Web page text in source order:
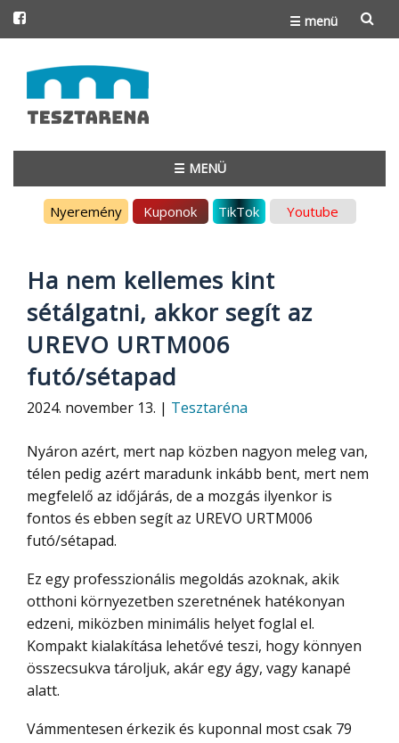
☰ menü
to
content
☰ MENÜ
Nyeremény Kuponok TikTok Youtube
Ha nem kellemes kint
sétálgatni, akkor segít az
UREVO URTM006
futó/sétapad
2024. november 13. | Tesztaréna
Nyáron azért, mert nap közben nagyon meleg van,
télen pedig azért maradunk inkább bent, mert nem
megfelelő az időjárás, de a mozgás ilyenkor is
fontos és ebben segít az UREVO URTM006
futó/sétapad.
Ez egy professzionális megoldás azoknak, akik
otthoni környezetben szeretnének hatékonyan
edzeni, miközben minimális helyet foglal el.
Kompakt kialakítása lehetővé teszi, hogy könnyen
összecsukva tároljuk, akár egy ágy, vagy kanapé
alatt.
Vámmentesen érkezik és kuponnal most csak 79